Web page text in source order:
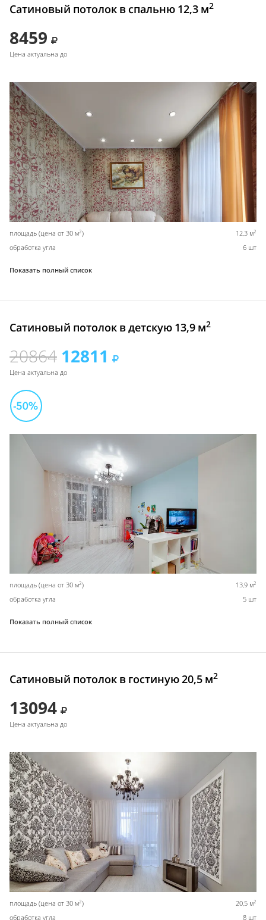
Сатиновый потолок в спальню 12,3 м2
8459
Цена актуальна до
площадь (цена от 30 м2) 12,3 м2
обработка угла 6 шт
Показать полный список
Сатиновый потолок в детскую 13,9 м2
20864 12811
Цена актуальна до
площадь (цена от 30 м2) 13,9 м2
обработка угла 5 шт
Показать полный список
Сатиновый потолок в гостиную 20,5 м2
13094
Цена актуальна до
площадь (цена от 30 м2) 20,5 м2
обработка угла 8 шт